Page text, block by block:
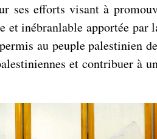
ses efforts visant à
et inébranlable apportée
au peuple palestinien
et contribuer à